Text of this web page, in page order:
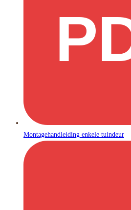
Montagehandleiding enkele tuindeur